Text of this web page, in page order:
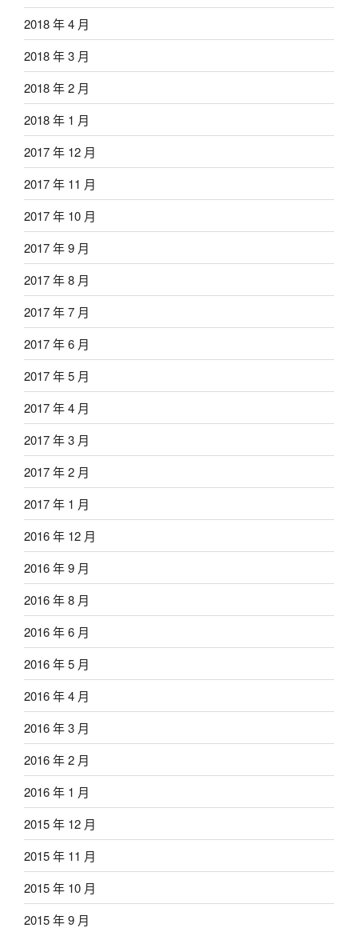
2018 年 4 月
2018 年 3 月
2018 年 2 月
2018 年 1 月
2017 年 12 月
2017 年 11 月
2017 年 10 月
2017 年 9 月
2017 年 8 月
2017 年 7 月
2017 年 6 月
2017 年 5 月
2017 年 4 月
2017 年 3 月
2017 年 2 月
2017 年 1 月
2016 年 12 月
2016 年 9 月
2016 年 8 月
2016 年 6 月
2016 年 5 月
2016 年 4 月
2016 年 3 月
2016 年 2 月
2016 年 1 月
2015 年 12 月
2015 年 11 月
2015 年 10 月
2015 年 9 月